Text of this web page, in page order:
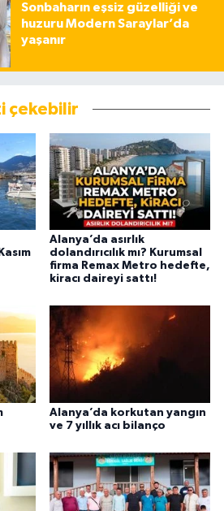
Sonbaharın eşsiz güzelliği ve
huzuru Modern Saraylar’da
yaşanır
çekebilir
Alanya’da asırlık
dolandırıcılık mı? Kurumsal
firma Remax Metro hedefte,
kiracı daireyi sattı!
Alanya’da korkutan yangın
ve 7 yıllık acı bilanço